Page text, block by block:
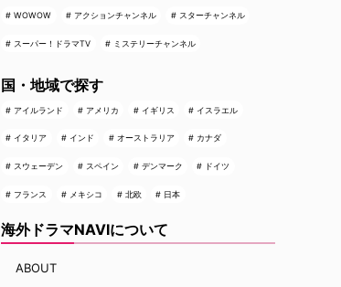
WOWOW アクションチャンネル スターチャンネル
スーパー！ドラマTV ミステリーチャンネル
国・地域で探す
アイルランド アメリカ イギリス イスラエル
イタリア インド オーストラリア カナダ
スウェーデン スペイン デンマーク ドイツ
フランス メキシコ 北欧 日本
海外ドラマNAVIについて
ABOUT